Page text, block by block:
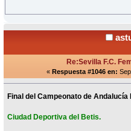
Re:Sevilla F.C.
« Respuesta #1046 en:
Final del Campeonato de
Ciudad Deportiva del Betis.